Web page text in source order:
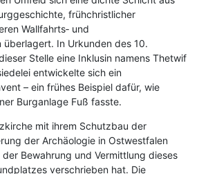
frühchristlicher
Wallfahrts‑ und
überlagert. In Urkunden des 10.
Stelle eine Inklusin namens Thetwif
entwickelte sich ein
– ein frühes Beispiel dafür, wie
Burganlage Fuß fasste.
mit ihrem Schutzbau der
der Archäologie in Ostwestfalen
der Bewahrung und Vermittlung dieses
verschrieben hat. Die